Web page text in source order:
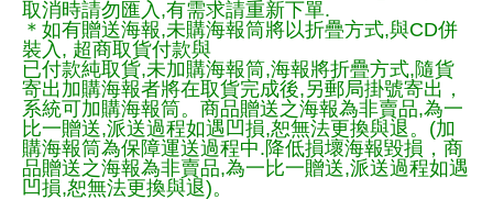
取消時請勿匯入,有需求請重新下單.
＊如有贈送海報,未購海報筒將以折疊方式,與CD併
裝入, 超商取貨付款與
已付款純取貨,未加購海報筒,海報將折疊方式,隨貨
寄出加購海報者將在取貨完成後,另郵局掛號寄出，
系統可加購海報筒。商品贈送之海報為非賣品,為一
比一贈送,派送過程如遇凹損,恕無法更換與退。(加
購海報筒為保障運送過程中.降低損壞海報毀損，商
品贈送之海報為非賣品,為一比一贈送,派送過程如遇
凹損,恕無法更換與退)。